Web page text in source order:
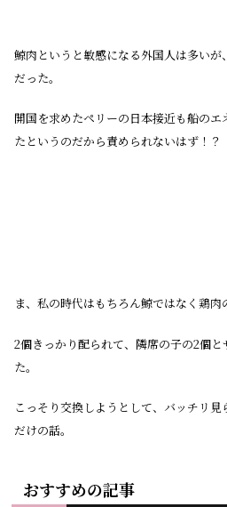
鯨肉というと敏感になる外国人は多い
だった。
開国を求めたペリーの日本接近も船の
たというのだから責められないはず！？
ま、私の時代はもちろん鯨ではなく鶏肉
2個きっかり配られて、隣席の子の2個
た。
こっそり交換しようとして、バッチリ
だけの話。
おすすめの記事